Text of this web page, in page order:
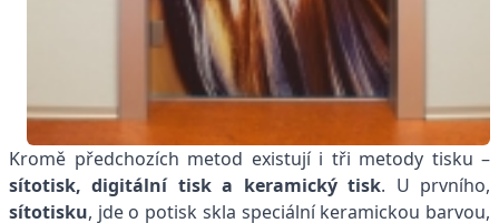
Kromě předchozích metod existují i tři metody tisku –
sítotisk, digitální tisk a keramický tisk. U prvního,
sítotisku, jde o potisk skla speciální keramickou barvou,